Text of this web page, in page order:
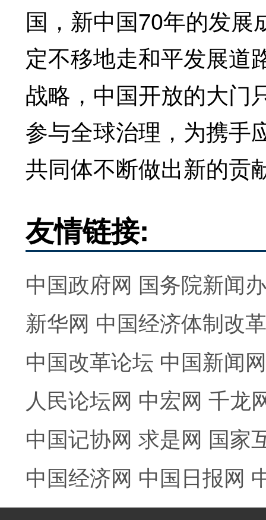
国，新中国70年的发
定不移地走和平发展道
战略，中国开放的大门
参与全球治理，为携手
共同体不断做出新的贡
友情链接:
中国政府网 国务院新闻
新华网 中国经济体制改
中国改革论坛 中国新闻网
人民论坛网 中宏网 千龙
中国记协网 求是网 国家
中国经济网 中国日报网